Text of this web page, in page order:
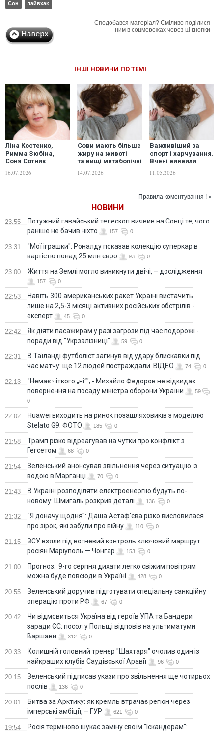
Сон лайвхак
Сподобався матеріал? Сміливо поділися
ним в соцмережах через ці кнопки
ІНШІ НОВИНИ ПО ТЕМІ
Ліна Костенко,
Римма Зюбіна,
Соня Сотник
вітають Аду
Роговцеву з 89-
16.07.2026
Сови мають більше
жиру на животі
та вищі метаболічні
ризики –
дослідження
14.07.2026
Важливіший за
спорт і харчування.
Вчені виявили
ключовий фактор
довголіття
11.05.2026
Правила коментування ! »
НОВИНИ
23:55
Потужний гавайський телескоп виявив на Сонці те, чого
раніше не бачив ніхто
157 0
23:31
"Мої іграшки": Роналду показав колекцію суперкарів
вартістю понад 25 млн євро
93 0
23:00 Життя на Землі могло виникнути двічі, – дослідження
157 0
22:53
Навіть 300 американських ракет Україні вистачить
лише на 2,5-3 місяці активних російських обстрілів -
експерт
45 0
22:42
Як діяти пасажирам у разі загрози під час подорожі -
поради від "Укрзалізниці"
59 0
22:31
В Таїланді футболіст загинув від удару блискавки під
час матчу: ще 12 людей постраждали. ВІДЕО
74 0
22:13
"Немає чіткого „ні“", - Михайло Федоров не відкидає
повернення на посаду міністра оборони України
59
0
22:02
Huawei виходить на ринок позашляховиків з моделлю
Stelato G9. ФОТО
185 0
21:58
Трамп різко відреагував на чутки про конфлікт з
Гегсетом
68 0
21:54
Зеленський анонсував звільнення через ситуацію із
водою в Марганці
70 0
21:43
В Україні розподіляти електроенергію будуть по-
новому: Шмигаль розкрив деталі
136 0
21:32
"Я доначу щодня": Даша Астаф'єва різко висловилася
про зірок, які забули про війну
110 0
21:15
ЗСУ взяли під вогневий контроль ключовий маршрут
росіян Маріуполь — Чонгар
153 0
21:00
Прогноз: 9-го серпня дихати легко свіжим повітрям
можна буде повсюди в Україні
428 0
20:55
Зеленський доручив підготувати спеціальну санкційну
операцію проти РФ
67 0
20:42
Чи відмовиться Україна від героїв УПА та Бандери
заради ЄС: посол у Польщі відповів на ультиматуми
Варшави
312 0
20:33
Колишній головний тренер "Шахтаря" очолив один із
найкращих клубів Саудівської Аравії
96 0
20:15
Зеленський підписав укази про звільнення ще чотирьох
послів
136 0
20:01
Битва за Арктику: як кремль втрачає регіон через
імперські амбіції, – ГУР
621 0
19:54
Росія терміново шукає заміну своїм "Іскандерам":